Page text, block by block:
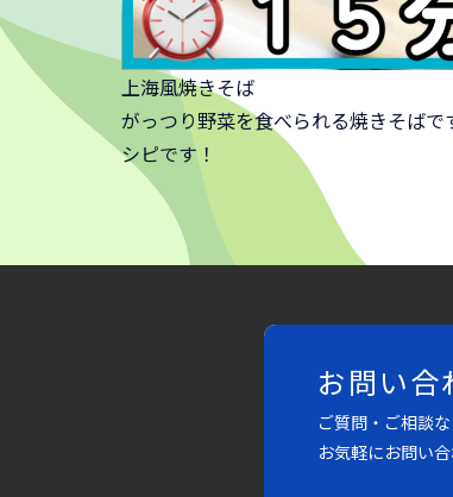
上海風焼きそば
がっつり野菜を食べられる焼きそば
シピです！
お問い合
ご質問・ご相談
お気軽にお問い